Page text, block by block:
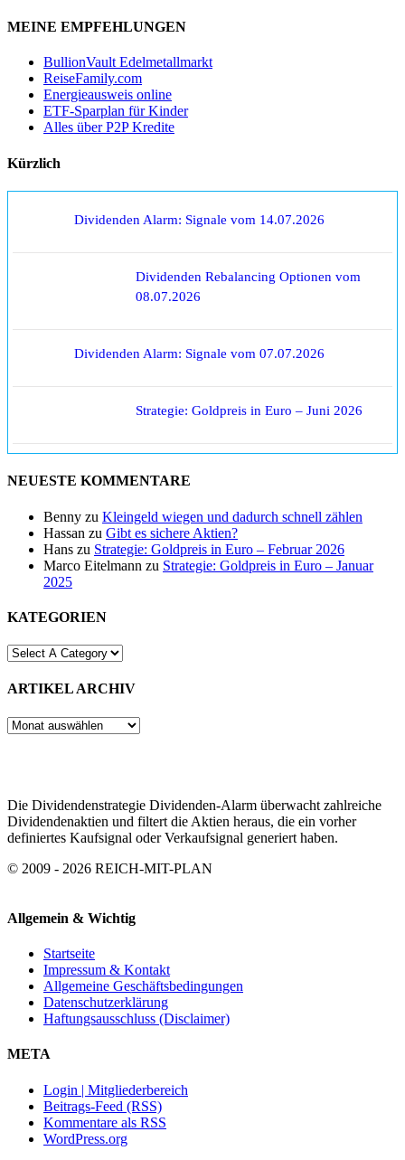
MEINE EMPFEHLUNGEN
BullionVault Edelmetallmarkt
ReiseFamily.com
Energieausweis online
ETF-Sparplan für Kinder
Alles über P2P Kredite
Kürzlich
Dividenden Alarm: Signale vom 14.07.2026
Dividenden Rebalancing Optionen vom
08.07.2026
Dividenden Alarm: Signale vom 07.07.2026
Strategie: Goldpreis in Euro – Juni 2026
NEUESTE KOMMENTARE
Benny zu Kleingeld wiegen und dadurch schnell zählen
Hassan zu Gibt es sichere Aktien?
Hans zu Strategie: Goldpreis in Euro – Februar 2026
Marco Eitelmann zu Strategie: Goldpreis in Euro – Januar
2025
KATEGORIEN
ARTIKEL ARCHIV
ARTIKEL
Die Dividendenstrategie Dividenden-Alarm überwacht zahlreiche
Dividendenaktien und filtert die Aktien heraus, die ein vorher
definiertes Kaufsignal oder Verkaufsignal generiert haben.
© 2009 - 2026 REICH-MIT-PLAN
Allgemein & Wichtig
Startseite
Impressum & Kontakt
Allgemeine Geschäftsbedingungen
Datenschutzerklärung
Haftungsausschluss (Disclaimer)
META
Login | Mitgliederbereich
Beitrags-Feed (RSS)
Kommentare als RSS
WordPress.org